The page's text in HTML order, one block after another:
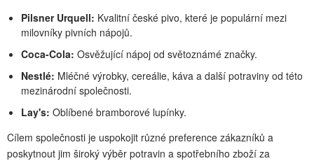
Pilsner Urquell: Kvalitní české pivo, které je populární mezi
milovníky pivních nápojů.
Coca-Cola: Osvěžující nápoj od světoznámé značky.
Nestlé: Mléčné výrobky, cereálie, káva a další potraviny od této
mezinárodní společnosti.
Lay's: Oblíbené bramborové lupínky.
Cílem společnosti je uspokojit různé preference zákazníků a
poskytnout jim široký výběr potravin a spotřebního zboží za